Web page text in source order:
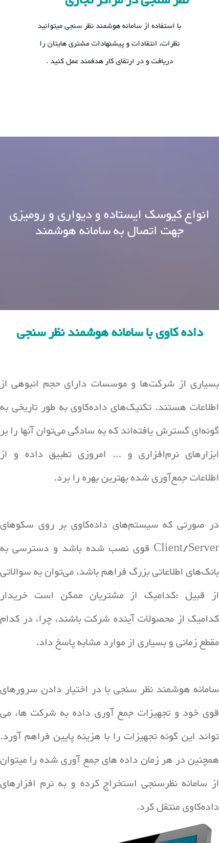
با استفاده از سامانه هوشمند نظر سنجی میتوانید
نظرات، انتقادات و پیشنهادات مشتری هایتان را
دریافت و در ارتقای کار هدفمند عمل کنید .
انواع کیوسک ایستاده و دیواری و رومیزی
جهت اتصال به سامانه هوشمند
داده کاوی با سامانه هوشمند نظر سنجی
بسیاری از شرکت‌ها و موسسات دارای حجم انبوهی از
اطلاعات هستند. تکنیک‌های داده‌کاوی به طور تاریخی به
گونه‌ای گسترش یافته‌اند که به سادگی می‌توان آنها را بر
ابزارهای نرم‌افزاری و ... امروزی تطبیق داده و از
اطلاعات جمع‌آوری شده بهترین بهره را برد.
در صورتی که سیستم‌های داده‌کاوی بر روی سکوهای
Client/Server قوی نصب شده باشد و دسترسی به
بانک‌های اطلاعاتی بزرگ فراهم باشد، می‌توان به سوالاتی
از قبیل :کدامیک از مشتریان ممکن است خریدار
کدامیک از محصولات آینده شرکت باشند، چرا، در کدام
مقطع زمانی و بسیاری از موارد مشابه پاسخ داد.
سامانه هوشمند نظر سنجی با در اختیار دادن سرورهای
قوی خود و تجهیزات جمع آوری داده به شرکت ها، می
تواند این گونه تجهیزات را با هزینه پایین فراهم آورد.
همچنین در هر زمان داده های جمع آوری شده را میتوان
از سامانه نظرسنجی استخراج کرده و به نرم افزارهای
داده‌کاوی منتقل کرد.